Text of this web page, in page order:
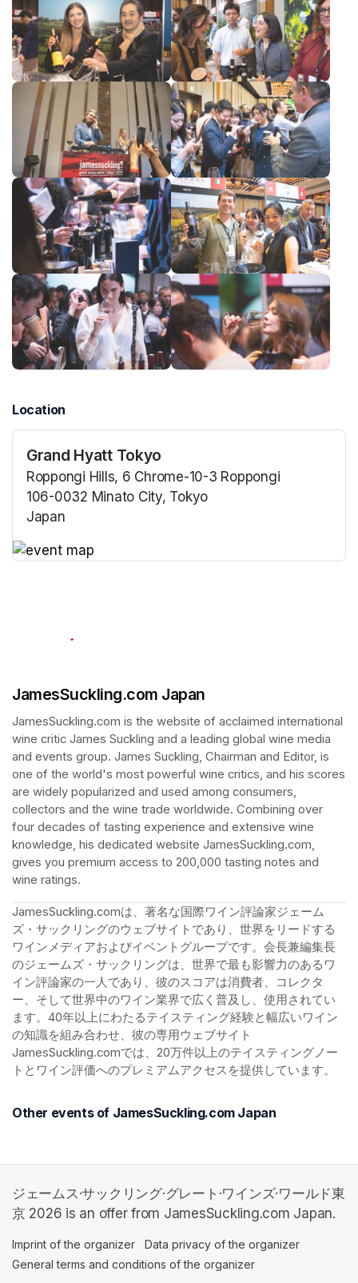
Location
Grand Hyatt Tokyo
Roppongi Hills, 6 Chrome-10-3 Roppongi
106-0032 Minato City, Tokyo
Japan
JamesSuckling.com Japan
JamesSuckling.com is the website of acclaimed international
wine critic James Suckling and a leading global wine media
and events group. James Suckling, Chairman and Editor, is
one of the world's most powerful wine critics, and his scores
are widely popularized and used among consumers,
collectors and the wine trade worldwide. Combining over
four decades of tasting experience and extensive wine
knowledge, his dedicated website JamesSuckling.com,
gives you premium access to 200,000 tasting notes and
wine ratings.
JamesSuckling.comは、著名な国際ワイン評論家ジェーム
ズ・サックリングのウェブサイトであり、世界をリードする
ワインメディアおよびイベントグループです。会長兼編集長
のジェームズ・サックリングは、世界で最も影響力のあるワ
イン評論家の一人であり、彼のスコアは消費者、コレクタ
ー、そして世界中のワイン業界で広く普及し、使用されてい
ます。40年以上にわたるテイスティング経験と幅広いワイン
の知識を組み合わせ、彼の専用ウェブサイト
JamesSuckling.comでは、20万件以上のテイスティングノー
トとワイン評価へのプレミアムアクセスを提供しています。
Other events of JamesSuckling.com Japan
ジェームス·サックリング·グレート·ワインズ·ワールド東
京 2026 is an offer from JamesSuckling.com Japan.
Imprint of the organizer (opens in a new tab)
Data privacy of the organizer
General terms and conditions of the organizer